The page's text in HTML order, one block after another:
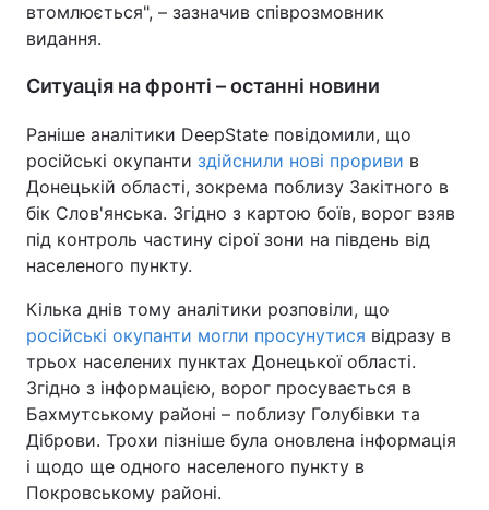
втомлюється", – зазначив співрозмовник
видання.
Ситуація на фронті – останні новини
Раніше аналітики DeepState повідомили, що
російські окупанти здійснили нові прориви в
Донецькій області, зокрема поблизу Закітного в
бік Слов'янська. Згідно з картою боїв, ворог взяв
під контроль частину сірої зони на південь від
населеного пункту.
Кілька днів тому аналітики розповіли, що
російські окупанти могли просунутися відразу в
трьох населених пунктах Донецької області.
Згідно з інформацією, ворог просувається в
Бахмутському районі – поблизу Голубівки та
Діброви. Трохи пізніше була оновлена інформація
і щодо ще одного населеного пункту в
Покровському районі.